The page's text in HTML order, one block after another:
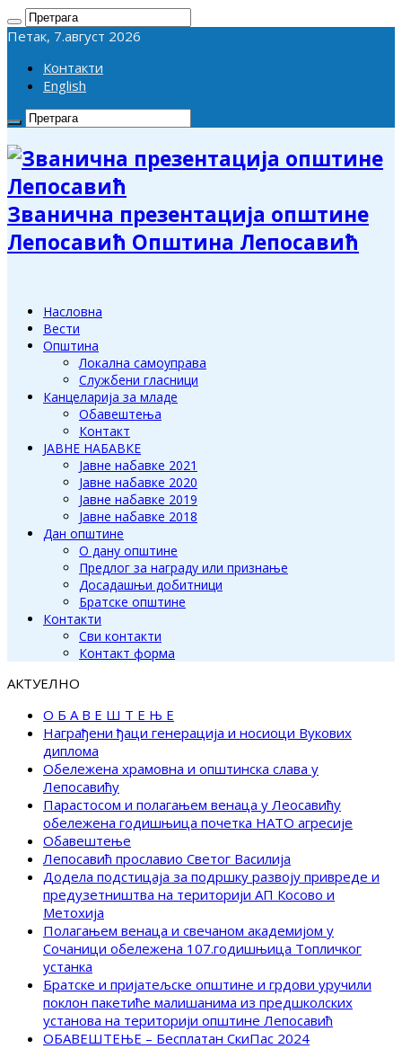
Петак, 7.август 2026
Контакти
English
Званична презентација општине
Лепосавић Општина Лепосавић
Насловна
Вести
Општина
Локална самоуправа
Службени гласници
Канцеларија за младе
Обавештења
Контакт
ЈАВНЕ НАБАВКЕ
Јавне набавке 2021
Јавне набавке 2020
Јавне набавке 2019
Јавне набавке 2018
Дан општине
О дану општине
Предлог за награду или признање
Досадашњи добитници
Братске општине
Контакти
Сви контакти
Контакт форма
АКТУЕЛНО
О Б А В Е Ш Т Е Њ Е
Награђени ђаци генерација и носиоци Вукових
диплома
Обележена храмовна и општинска слава у
Лепосавићу
Парастосом и полагањем венаца у Леосавићу
обележена годишњица почетка НАТО агресије
Обавештење
Лепосавић прославио Светог Василија
Додела подстицаја за подршку развоју привреде и
предузетништва на територији АП Косово и
Метохија
Полагањем венаца и свечаном академијом у
Сочаници обележена 107.годишњица Топличког
устанка
Братске и пријатељске општине и грдови уручили
поклон пакетиће малишанима из предшколских
установа на територији општине Лепосавић
ОБАВЕШТЕЊЕ – Бесплатан СкиПас 2024